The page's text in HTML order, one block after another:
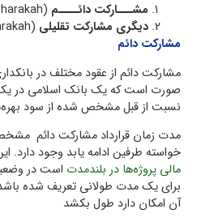
مشـــاركت دائــــم (Permanent Musharakah)
ديگري مشاركت تقليلي (Diminishing Musharakah)
مشاركت دائم
مشاركت دائم از عقود مختلف در
صورت است که يك بانك اسلامي در
نسبت از قبل مشخص شده از سود
مدت زمان قرارداد مشارکت دائم
خواسته طرفين ادامه يابد وجود دارد.
مالي پروژه‌ها در بلندمدت است در
براي يك مدت طولاني تعريف شده باشد
آن امکان دارد طول بکشد